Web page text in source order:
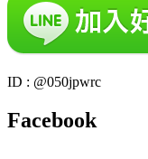
ID : @050jpwrc
Facebook